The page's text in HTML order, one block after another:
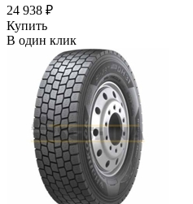
24 938 ₽
Купить
В один клик